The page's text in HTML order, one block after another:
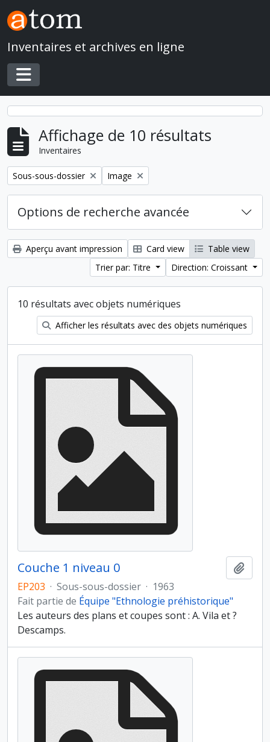
Skip to main content
Inventaires et archives en ligne
Toggle navigation
Affichage de 10 résultats
Inventaires
Remove filter:
Sous-sous-dossier Remove filter:
Image
Options de recherche avancée
Aperçu avant impression Card view
Table view
Trier par: Titre
Direction: Croissant
10 résultats avec objets numériques
Afficher les résultats avec des objets numériques
Couche 1 niveau 0
EP203 · Sous-sous-dossier · 1963
Fait partie de Équipe "Ethnologie préhistorique"
Les auteurs des plans et coupes sont : A. Vila et ?
Descamps.